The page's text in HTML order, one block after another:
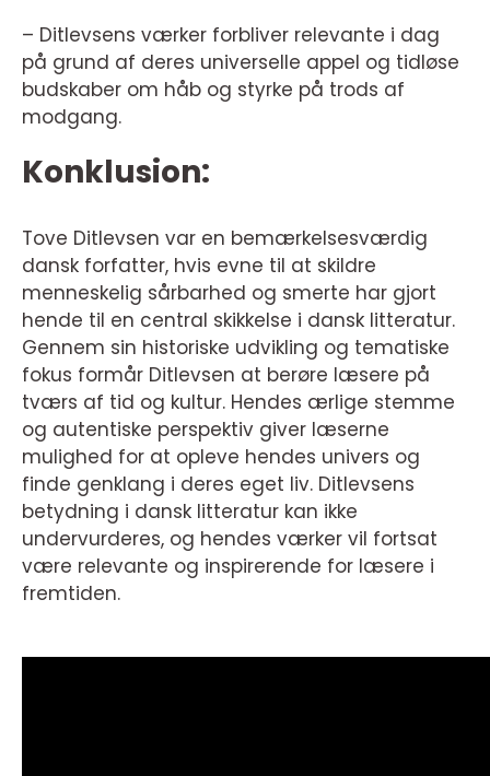
– Ditlevsens værker forbliver relevante i dag
på grund af deres universelle appel og tidløse
budskaber om håb og styrke på trods af
modgang.
Konklusion:
Tove Ditlevsen var en bemærkelsesværdig
dansk forfatter, hvis evne til at skildre
menneskelig sårbarhed og smerte har gjort
hende til en central skikkelse i dansk litteratur.
Gennem sin historiske udvikling og tematiske
fokus formår Ditlevsen at berøre læsere på
tværs af tid og kultur. Hendes ærlige stemme
og autentiske perspektiv giver læserne
mulighed for at opleve hendes univers og
finde genklang i deres eget liv. Ditlevsens
betydning i dansk litteratur kan ikke
undervurderes, og hendes værker vil fortsat
være relevante og inspirerende for læsere i
fremtiden.